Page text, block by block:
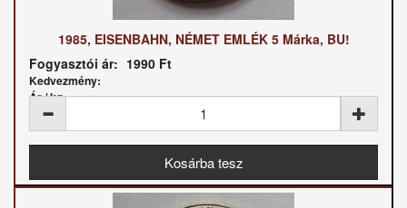
1985, EISENBAHN, NÉMET EMLÉK 5 Márka, BU!
Fogyasztói ár: 1990 Ft
Kedvezmény:
Ár / kg: